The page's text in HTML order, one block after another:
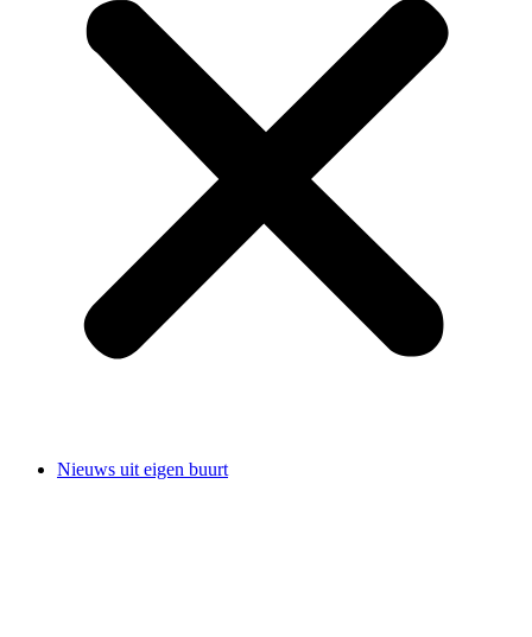
Nieuws uit eigen buurt